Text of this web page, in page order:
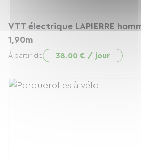
VTT électrique LAPIERRE
1,90m
À partir de 38.00 € / jour